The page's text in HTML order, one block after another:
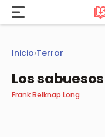
Saltar
contenido
Inicio›Terror
Los
Frank Belknap Long